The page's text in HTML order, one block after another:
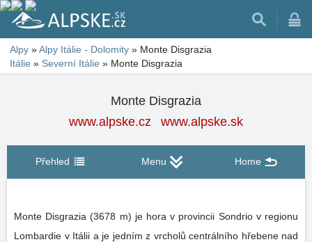
Alpy »Alpy Itálie - Dolomity » Monte Disgrazia
Itálie » Severní Itálie » Monte Disgrazia
Monte Disgrazia
www.alpske.cz
www.alpske.sk
Přehled Menu Home
Monte Disgrazia (3678 m) je hora v provincii Sondrio v regionu
Lombardie v Itálii a je jedním z vrcholů centrálního hřebene nad